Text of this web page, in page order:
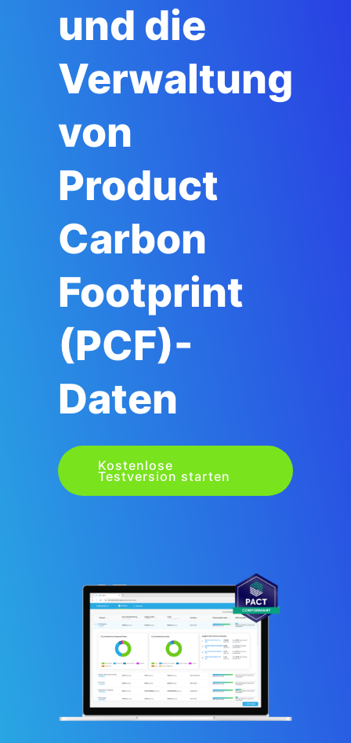
und die
Verwaltung
von
Product
Carbon
Footprint
(PCF)-
Daten
Kostenlose
Testversion starten